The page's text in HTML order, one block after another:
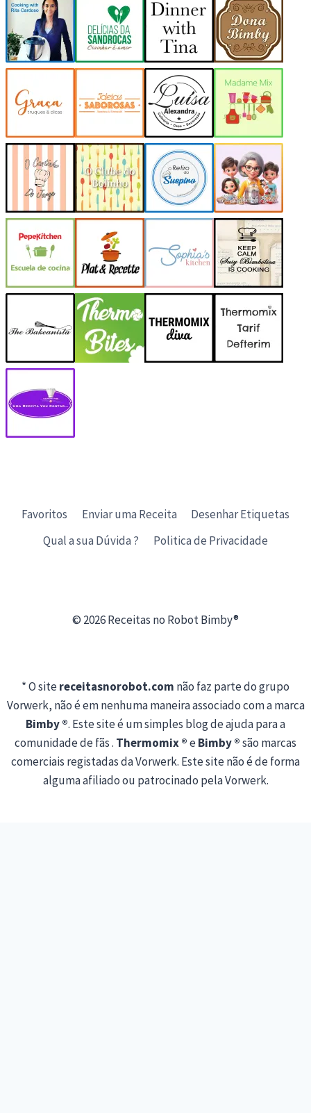
Favoritos Enviar uma Receita
Desenhar Etiquetas
Qual a sua Dúvida ?
Politica de Privacidade
© 2026 Receitas no Robot Bimby®
* O sitereceitasnorobot.com não faz parte do grupo
Vorwerk, não é em nenhuma maneira associado com a marca
Bimby ®. Este site é um simples blog de ajuda para a
comunidade de fãs . Thermomix ®eBimby ®são marcas
comerciais registadas da Vorwerk. Este site não é de forma
alguma afiliado ou patrocinado pela Vorwerk.